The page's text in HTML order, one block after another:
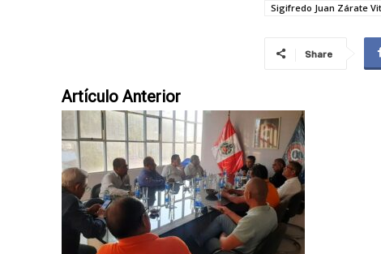
Sigifredo Juan Zárate
Share
Artículo Anterior